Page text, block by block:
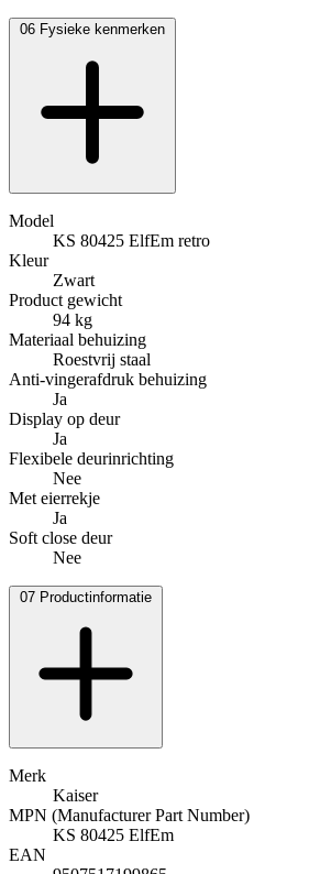
06 Fysieke kenmerken
Model
KS 80425 ElfEm retro
Kleur
Zwart
Product gewicht
94 kg
Materiaal behuizing
Roestvrij staal
Anti-vingerafdruk behuizing
Ja
Display op deur
Ja
Flexibele deurinrichting
Nee
Met eierrekje
Ja
Soft close deur
Nee
07 Productinformatie
Merk
Kaiser
MPN (Manufacturer Part Number)
KS 80425 ElfEm
EAN